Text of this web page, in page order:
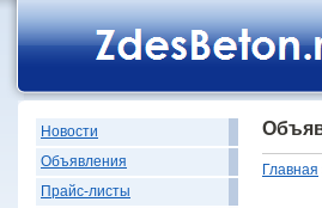
Новости
Объявления
Прайс-листы
Главная